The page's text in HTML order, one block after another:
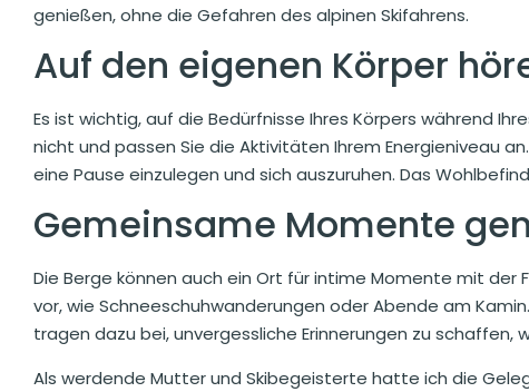
genießen, ohne die Gefahren des alpinen Skifahrens.
Auf den eigenen Körper
Es ist wichtig, auf die Bedürfnisse Ihres Körpers während
nicht und passen Sie die Aktivitäten Ihrem Energieniveau
eine Pause einzulegen und sich auszuruhen. Das
Gemeinsame Momente
Die Berge können auch ein Ort für intime Momente mit der
vor, wie Schneeschuhwanderungen oder Abende am
tragen dazu bei, unvergessliche Erinnerungen zu
Als werdende Mutter und Skibegeisterte hatte ich die